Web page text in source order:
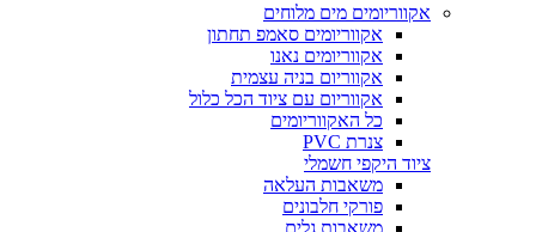
אקווריומים מים מלוחים
אקווריומים סאמפ תחתון
אקווריומים נאנו
אקווריום בניה עצמית
אקווריום עם ציוד הכל כלול
כל האקווריומים
צנרת PVC
ציוד היקפי חשמלי
משאבות העלאה
פורקי חלבונים
משאבות גלים